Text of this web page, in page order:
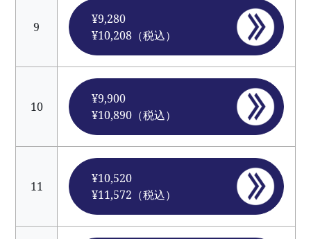
9
¥9,280
¥10,208（税込）
10
¥9,900
¥10,890（税込）
11
¥10,520
¥11,572（税込）